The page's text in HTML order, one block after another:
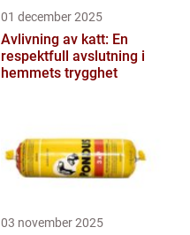
01 december 2025
Avlivning av katt: En
respektfull avslutning i
hemmets trygghet
03 november 2025